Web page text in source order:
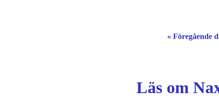
« Föregående
Läs om